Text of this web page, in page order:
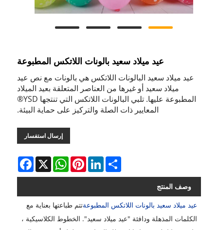
عيد ميلاد سعيد بالونات اللاتكس المطبوعة
عيد ميلاد سعيد البالونات اللاتكس هي بالونات مع نص عيد
ميلاد سعيد أو غيرها من العناصر المتعلقة بعيد الميلاد
المطبوعة عليها. تلبي البالونات اللاتكس التي تنتجها YSD®
المعايير ذات الصلة والتركيز على حماية البيئة.
إرسال استفسار
Facebook X
WhatsAppPinterestLinkedInShare
وصف المنتج
عيد ميلاد سعيد بالونات اللاتكس المطبوعةتتم طباعتها بعناية مع
الكلمات المذهلة ودافئة "عيد ميلاد سعيد". الخطوط الكلاسيكية ،